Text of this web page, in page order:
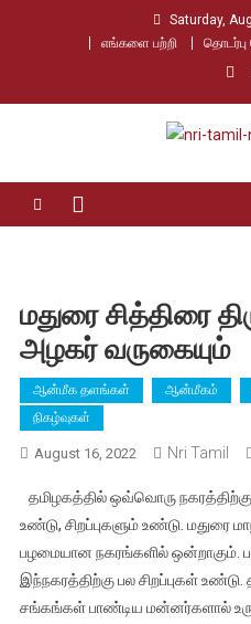
Saturday,
எங்களை பற்றி
Nri Tamil
மதுரை சித்திரை
அழகர் வருகையும்
ஆன்மீக தளங்கள் ஆன்மீகம்
நிகழ்வுகள்
August 16, 2022 Nri Tamil
தமிழகத்தில் ஒவ்வொரு
உண்டு, சிறப்புகளும் உண்டு. மதுரை
பழமையான நகரங்களில் ஒன்றாகும்.
இந்நகரத்திற்கு பல சிறப்புகள்
சங்கங்கள் பாண்டிய மன்னர்களால்